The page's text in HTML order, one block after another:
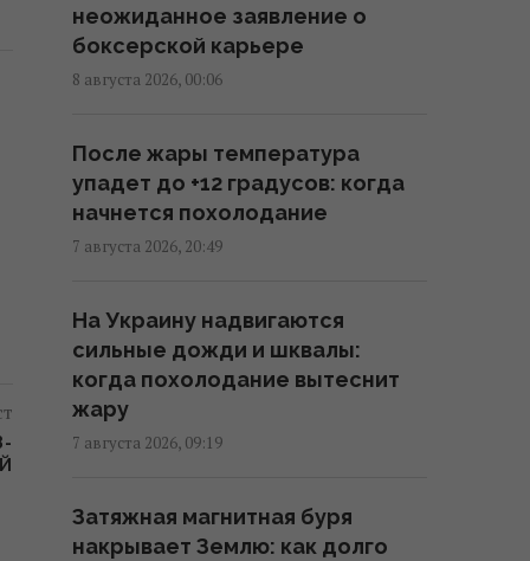
Россия намерена окончательно
22:01 пятница, 07 августа 2026
Во время визитов Путина в
Monde
21:51 пятница, 07 августа 2026
Экспорт украинского зерна
21:41 пятница, 07 августа 2026
неожиданное заявление о
боксерской карьере
8 августа 2026, 00:06
После жары температура
упадет до +12 градусов: когда
начнется похолодание
7 августа 2026, 20:49
На Украину надвигаются
сильные дожди и шквалы:
когда похолодание вытеснит
жару
7 августа 2026, 09:19
Затяжная магнитная буря
накрывает Землю: как долго